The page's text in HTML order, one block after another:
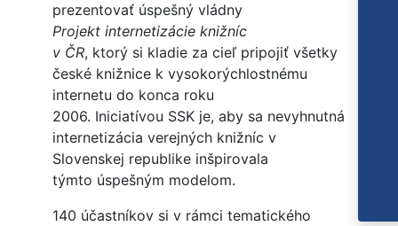
prezentovať úspešný vládny
Projekt internetizácie knižníc
v ČR, ktorý si kladie za cieľ pripojiť všetky
české knižnice k vysokorýchlostnému
internetu do konca roku
2006. Iniciatívou SSK je, aby sa nevyhnutná
internetizácia verejných knižníc v
Slovenskej republike inšpirovala
týmto úspešným modelom.
140 účastníkov si v rámci tematického